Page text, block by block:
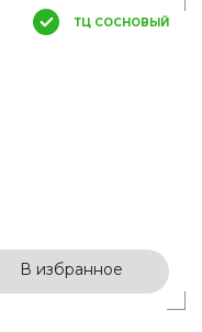
ТЦ СОСНОВЫЙ
В избранное